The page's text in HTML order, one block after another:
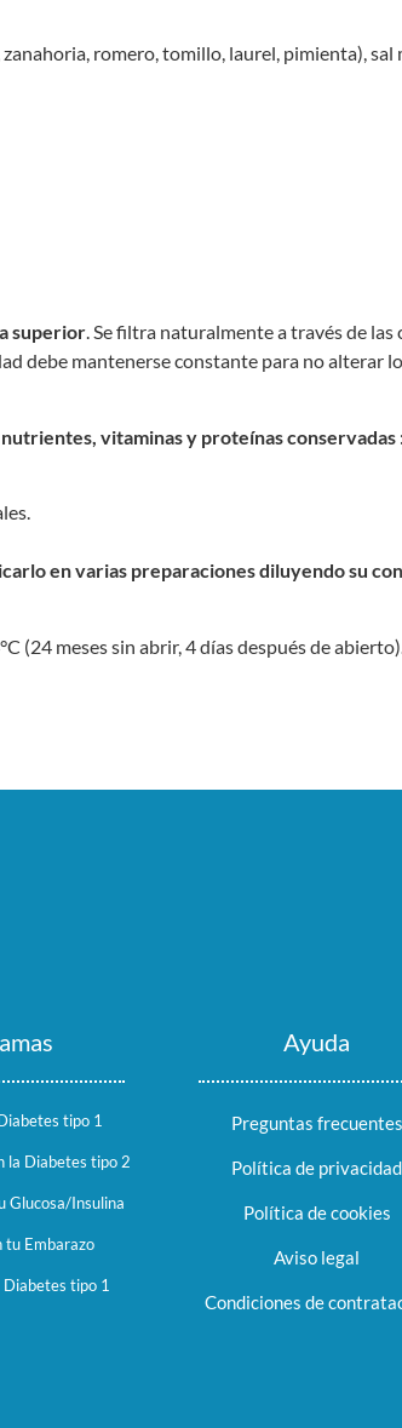
romero, tomillo, laurel, pimienta), sal
superior. Se filtra naturalmente a través de las
debe mantenerse constante para no alterar
vitaminas y proteínas conservadas
en varias preparaciones diluyendo su
(24 meses sin abrir, 4 días después de abierto).
tipo 1
la Diabetes tipo 2
Glucosa/Insulina
tu Embarazo
Diabetes tipo 1
Ayuda
Preguntas frecuentes
Política de privacidad
Política de cookies
Aviso legal
Condiciones de